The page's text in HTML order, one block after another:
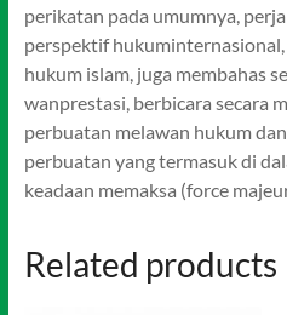
perikatan pada umumnya,
perspektif
hukum islam, juga membahas
wanprestasi, berbicara secara
perbuatan melawan hukum
perbuatan yang termasuk di
keadaan memaksa (force
Related products